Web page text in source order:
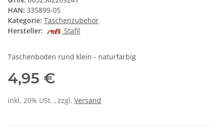
HAN: 335899-05
Kategorie: Taschenzubehör
Hersteller:
Stafil
Taschenboden rund klein - naturfarbig
4,95 €
inkl. 20% USt. , zzgl. Versand